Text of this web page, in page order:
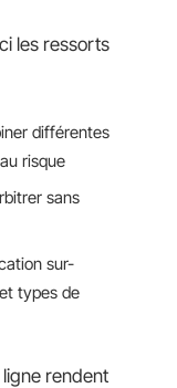
les ressorts
différentes
risque
sans
sur-
types de
rendent